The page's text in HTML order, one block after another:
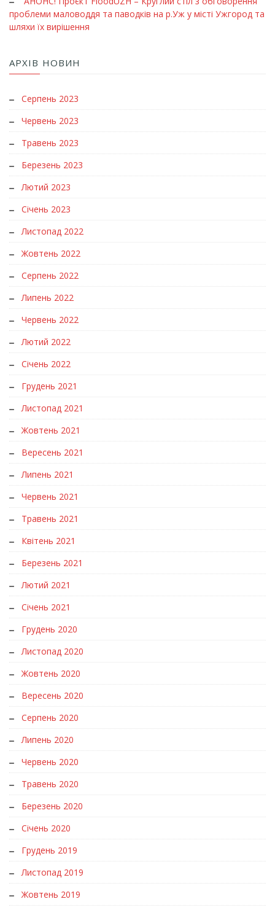
проблеми маловоддя та паводків на р.Уж у місті Ужгород та
шляхи їх вирішення
АРХІВ НОВИН
Серпень 2023
Червень 2023
Травень 2023
Березень 2023
Лютий 2023
Січень 2023
Листопад 2022
Жовтень 2022
Серпень 2022
Липень 2022
Червень 2022
Лютий 2022
Січень 2022
Грудень 2021
Листопад 2021
Жовтень 2021
Вересень 2021
Липень 2021
Червень 2021
Травень 2021
Квітень 2021
Березень 2021
Лютий 2021
Січень 2021
Грудень 2020
Листопад 2020
Жовтень 2020
Вересень 2020
Серпень 2020
Липень 2020
Червень 2020
Травень 2020
Березень 2020
Січень 2020
Грудень 2019
Листопад 2019
Жовтень 2019